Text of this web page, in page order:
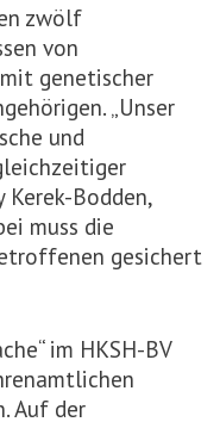
zwölf
von
genetischer
„Unser
und
Kerek-Bodden,
muss die
gesichert
im HKSH-BV
Auf der